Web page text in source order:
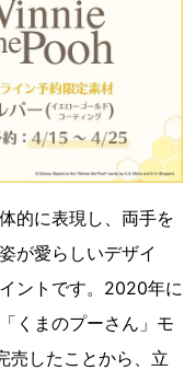
的に表現し、両手を
が愛らしいデザイ
ントです。2020年に
くまのプーさん」モ
売したことから、立